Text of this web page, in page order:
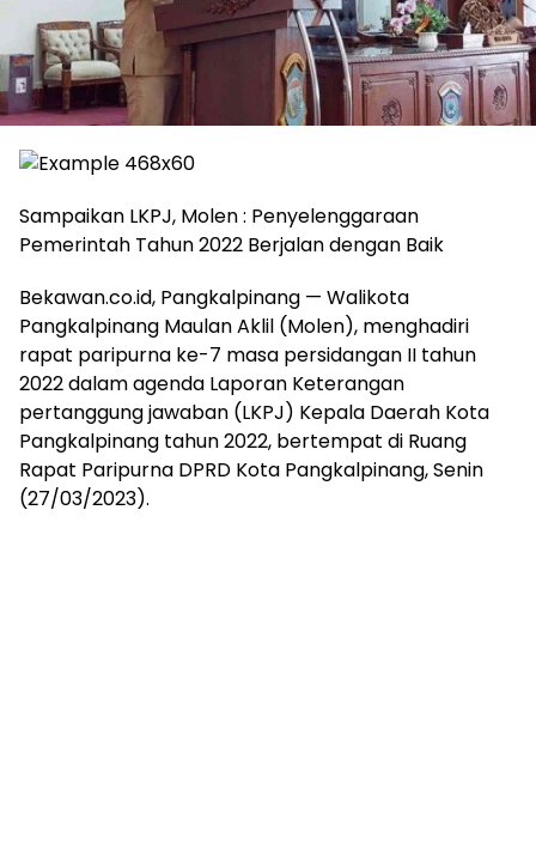
Sampaikan LKPJ, Molen : Penyelenggaraan
Pemerintah Tahun 2022 Berjalan dengan Baik
Bekawan.co.id, Pangkalpinang — Walikota
Pangkalpinang Maulan Aklil (Molen), menghadiri
rapat paripurna ke-7 masa persidangan II tahun
2022 dalam agenda Laporan Keterangan
pertanggung jawaban (LKPJ) Kepala Daerah Kota
Pangkalpinang tahun 2022, bertempat di Ruang
Rapat Paripurna DPRD Kota Pangkalpinang, Senin
(27/03/2023).